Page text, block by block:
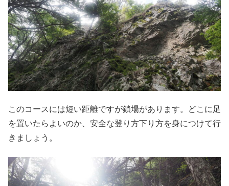
このコースには短い距離ですが鎖場があります。どこに足
を置いたらよいのか、安全な登り方下り方を身につけて行
きましょう。